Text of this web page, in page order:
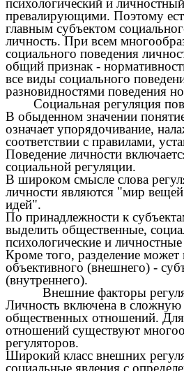
психологический и
превалирующими. Поэтому
главным субъектом
личность. При всем
социального поведения
общий признак -
все виды социального
разновидностями поведения
Социальная регуляция
В обыденном значении
означает упорядочивание,
соответствии с правилами,
Поведение личности
социальной регуляции.
В широком смысле слова
личности являются "мир
идей".
По принадлежности к
выделить общественные,
психологические и
Кроме того, разделение
объективного (внешнего) -
(внутреннего).
Внешние факторы
Личность включена в сложную
общественных отношений.
отношений существуют
регуляторов.
Широкий класс внешних